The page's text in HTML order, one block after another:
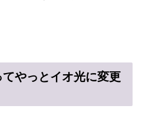
やっとイオ光に変更